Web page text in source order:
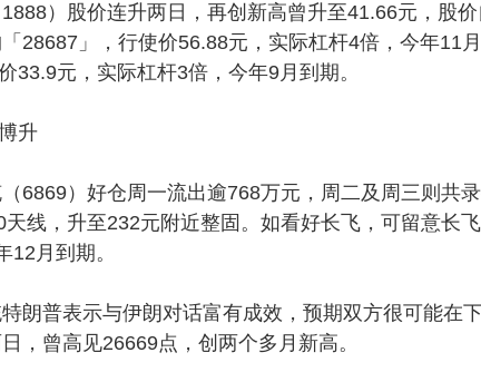
）股价连升两日，再创新高曾升至41.66元，股价
28687」，行使价56.88元，实际杠杆4倍，今年11
33.9元，实际杠杆3倍，今年9月到期。
升
）好仓周一流出逾768万元，周二及周三则共
线，升至232元附近整固。如看好长飞，可留意长
12月到期。
普表示与伊朗对话富有成效，预期双方很可能在
，曾高见26669点，创两个多月新高。